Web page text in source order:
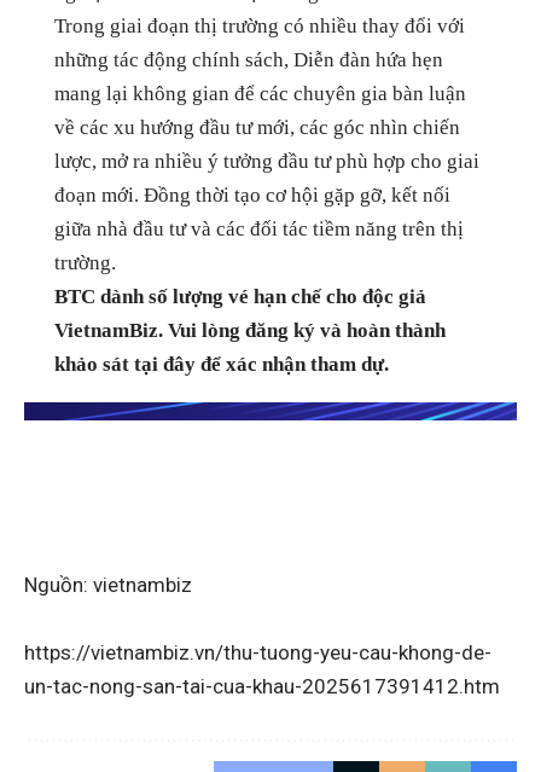
Trong giai đoạn thị trường có nhiều thay đổi với
những tác động chính sách, Diễn đàn hứa hẹn
mang lại không gian để các chuyên gia bàn luận
về các xu hướng đầu tư mới, các góc nhìn chiến
lược, mở ra nhiều ý tưởng đầu tư phù hợp cho giai
đoạn mới. Đồng thời tạo cơ hội gặp gỡ, kết nối
giữa nhà đầu tư và các đối tác tiềm năng trên thị
trường.
BTC dành số lượng vé hạn chế cho độc giả
VietnamBiz. Vui lòng đăng ký và hoàn thành
khảo sát tại đây để xác nhận tham dự.
Nguồn: vietnambiz
https://vietnambiz.vn/thu-tuong-yeu-cau-khong-de-
un-tac-nong-san-tai-cua-khau-2025617391412.htm